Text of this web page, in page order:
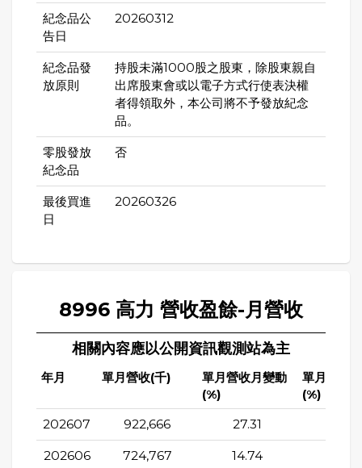
紀念品公
告日
20260312
紀念品發
放原則
持股未滿1000股之股東，除股東親自
出席股東會或以電子方式行使表決權
者得領取外，本公司將不予發放紀念
品。
零股發放
紀念品
否
最後買進
日
20260326
8996 高力 營收盈餘-月營收
相關內容應以公開資訊觀測站為主
年月 單月營收(千)
單月營收月變動
(%)
單月營收
(%)
202607 922,666 27.31
202606 724,767 14.74